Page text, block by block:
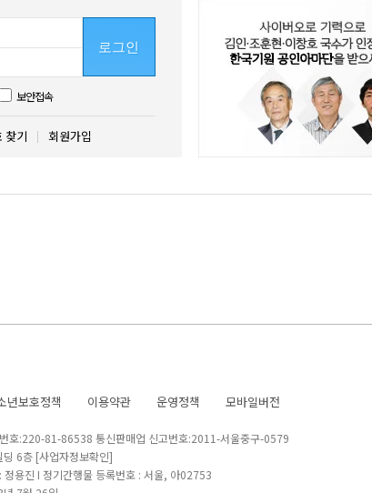
로그인
보안접속
찾기 회원가입
년보호정책 이용약관 운영정책 모바일버전
호:220-81-86538 통신판매업 신고번호:2011-서울중구-0579
딩 6층 [사업자정보확인]
용진 I 정기간행물 등록번호 : 서울, 아02753